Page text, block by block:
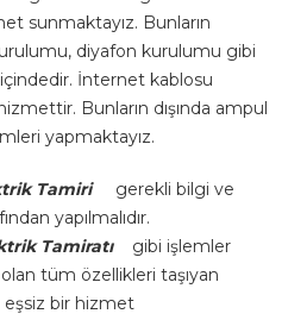
sunmaktayız. Bunların
diyafon kurulumu gibi
İnternet kablosu
Bunların dışında ampul
yapmaktayız.
Tamiri gerekli bilgi ve
yapılmalıdır.
Tamiratı
gibi işlemler
tüm özellikleri taşıyan
bir hizmet